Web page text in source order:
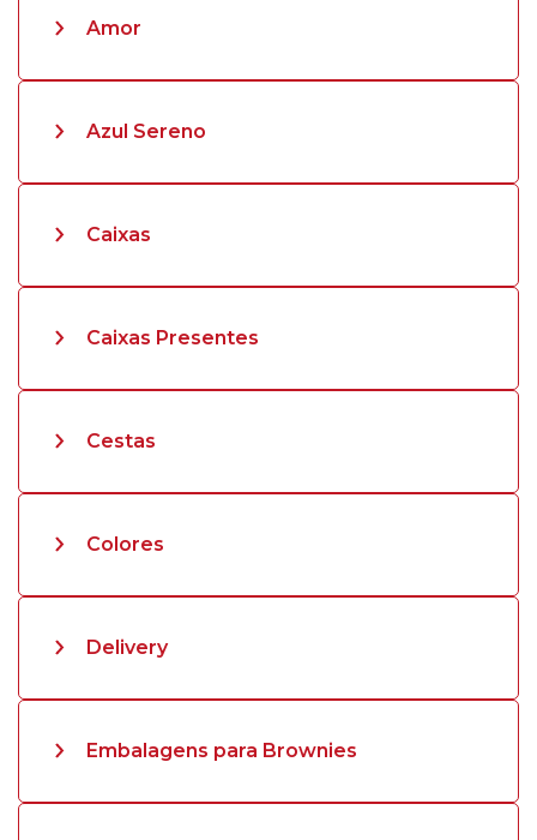
Amor
Azul Sereno
Caixas
Caixas Presentes
Cestas
Colores
Delivery
Embalagens para Brownies